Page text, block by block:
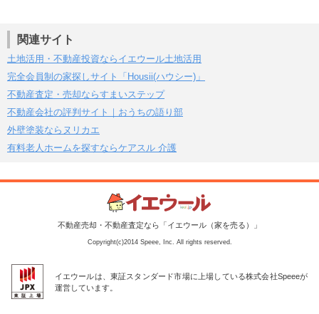
関連サイト
土地活用・不動産投資ならイエウール土地活用
完全会員制の家探しサイト「Housii(ハウシー)」
不動産査定・売却ならすまいステップ
不動産会社の評判サイト｜おうちの語り部
外壁塗装ならヌリカエ
有料老人ホームを探すならケアスル 介護
不動産売却・不動産査定なら「イエウール（家を売る）」
Copyright(c)2014 Speee, Inc. All rights reserved.
イエウールは、東証スタンダード市場に上場している株式会社Speeeが
運営しています。